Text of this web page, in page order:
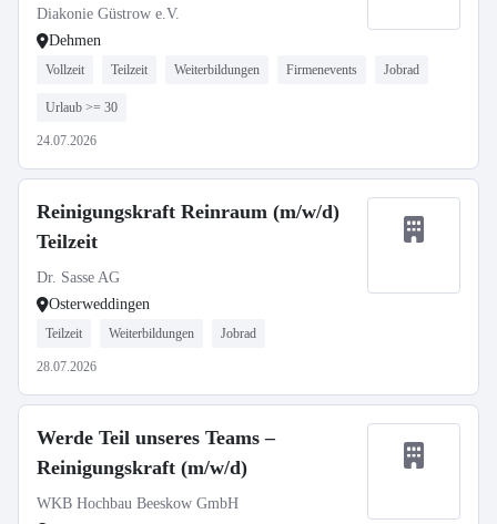
Diakonie Güstrow e.V.
Dehmen
Vollzeit Teilzeit Weiterbildungen Firmenevents Jobrad
Urlaub >= 30
24.07.2026
Reinigungskraft Reinraum (m/w/d)
Teilzeit
Dr. Sasse AG
Osterweddingen
Teilzeit Weiterbildungen Jobrad
28.07.2026
Werde Teil unseres Teams –
Reinigungskraft (m/w/d)
WKB Hochbau Beeskow GmbH